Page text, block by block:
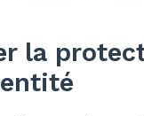
la